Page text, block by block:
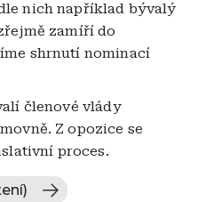
nich například bývalý
zamíří do
shrnutí nominací
členové vlády
Z opozice se
proces.